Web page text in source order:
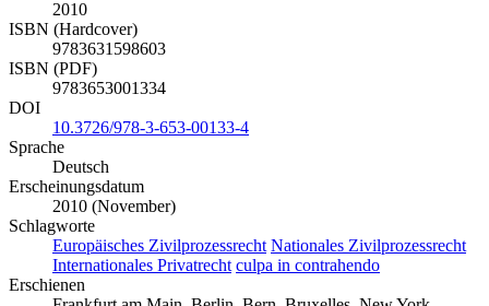
2010
ISBN (Hardcover)
9783631598603
ISBN (PDF)
9783653001334
DOI
10.3726/978-3-653-00133-4
Sprache
Deutsch
Erscheinungsdatum
2010 (November)
Schlagworte
Europäisches Zivilprozessrecht Nationales Zivilprozessrecht
Internationales Privatrecht culpa in contrahendo
Erschienen